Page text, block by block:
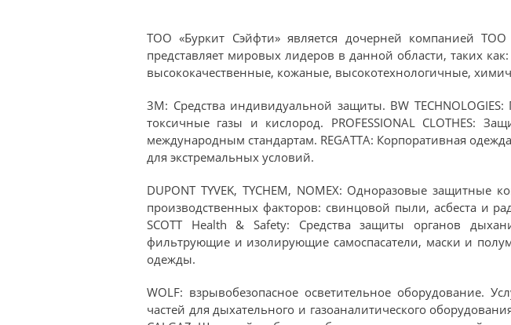
ТОО «Буркит Сэйфти» является дочерней компанией
представляет мировых лидеров в данной области, таких
высококачественные, кожаные, высокотехнологичные,
3M: Средства индивидуальной защиты. BW
токсичные газы и кислород. PROFESSIONAL CLOTHES:
международным стандартам. REGATTA: Корпоративная
для экстремальных условий.
DUPONT TYVEK, TYCHEM, NOMEX: Одноразовые
производственных факторов: свинцовой пыли, асбеста и
SCOTT Health & Safety: Средства защиты органов
фильтрующие и изолирующие самоспасатели, маски и
одежды.
WOLF: взрывобезопасное осветительное оборудование.
частей для дыхательного и газоаналитического